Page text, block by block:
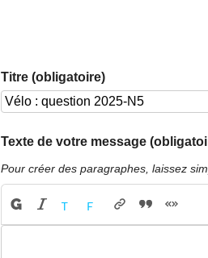
Titre (obligatoire)
Texte de votre message
Pour créer des paragraphes, laissez